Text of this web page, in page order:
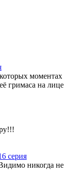
моментах
гримаса на лице
серия
никогда не